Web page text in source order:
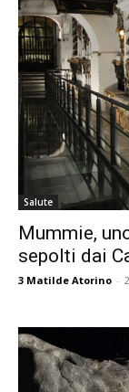
Salute
Mummie,
sepolti dai
3 Matilde Atorino -